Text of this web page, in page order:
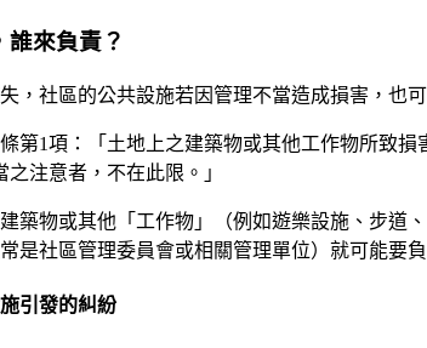
誰來負責？
，社區的公共設施若因管理不當造成損害，也
條第1項：「土地上之建築物或其他工作物所致
之注意者，不在此限。」
築物或其他「工作物」（例如遊樂設施、步道
是社區管理委員會或相關管理單位）就可能要
引發的糾紛